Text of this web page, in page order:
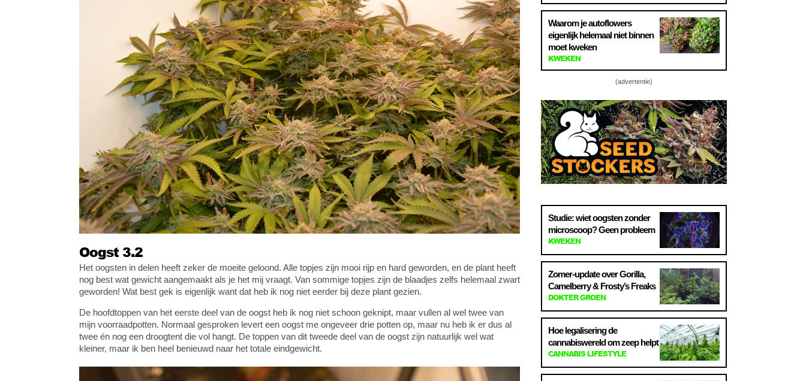
Oogst 3.2
Het oogsten in delen heeft zeker de moeite geloond. Alle topjes zijn mooi rijp en hard geworden, en de plant heeft
nog best wat gewicht aangemaakt als je het mij vraagt. Van sommige topjes zijn de blaadjes zelfs helemaal zwart
geworden! Wat best gek is eigenlijk want dat heb ik nog niet eerder bij deze plant gezien.
De hoofdtoppen van het eerste deel van de oogst heb ik nog niet schoon geknipt, maar vullen al wel twee van
mijn voorraadpotten. Normaal gesproken levert een oogst me ongeveer drie potten op, maar nu heb ik er dus al
twee én nog een droogtent die vol hangt. De toppen van dit tweede deel van de oogst zijn natuurlijk wel wat
kleiner, maar ik ben heel benieuwd naar het totale eindgewicht.
Waarom je autoflowers
eigenlijk helemaal niet binnen
moet kweken
KWEKEN
(advertentie)
Studie: wiet oogsten zonder
microscoop? Geen probleem
KWEKEN
Zomer-update over Gorilla,
Camelberry & Frosty’s Freaks
DOKTER GROEN
Hoe legalisering de
cannabiswereld om zeep helpt
CANNABIS LIFESTYLE